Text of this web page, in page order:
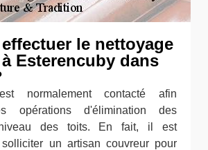
le nettoyage
Esterencuby dans
normalement contacté afin
opérations d'élimination des
des toits. En fait, il est
un artisan couvreur pour